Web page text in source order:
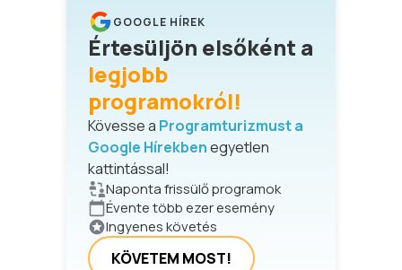
GOOGLE HÍREK
Értesüljön elsőként a
legjobb
programokról!
Kövesse a Programturizmust a
Google Hírekbenegyetlen
kattintással!
Naponta frissülő programok
Évente több ezer esemény
Ingyenes követés
KÖVETEM MOST!